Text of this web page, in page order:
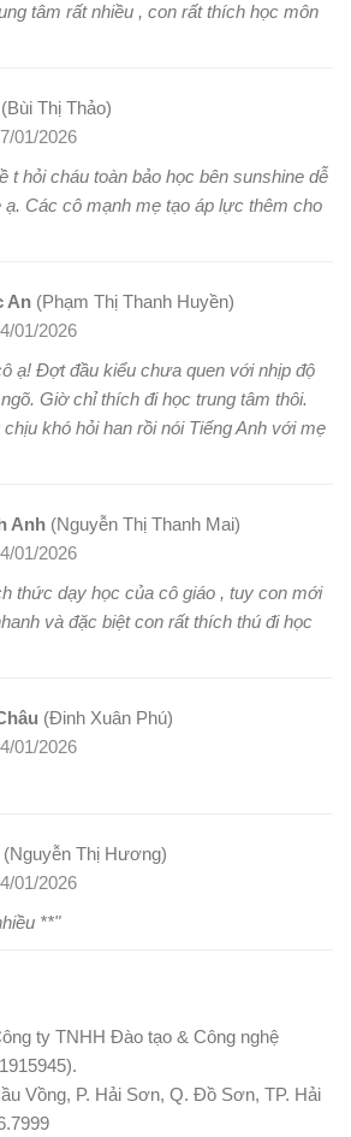
tâm rất nhiều , con rất thích học môn
(Bùi Thị Thảo)
01/2026
t hỏi cháu toàn bảo học bên sunshine dễ
Các cô mạnh mẹ tạo áp lực thêm cho
An (Phạm Thị Thanh Huyền)
01/2026
ạ! Đợt đầu kiểu chưa quen với nhịp độ
Giờ chỉ thích đi học trung tâm thôi.
khó hỏi han rồi nói Tiếng Anh với mẹ
Anh (Nguyễn Thị Thanh Mai)
01/2026
thức dạy học của cô giáo , tuy con mới
và đặc biệt con rất thích thú đi học
(Đinh Xuân Phú)
01/2026
(Nguyễn Thị Hương)
01/2026
**"
ty TNHH Đào tạo & Công nghệ
Vồng, P. Hải Sơn, Q. Đồ Sơn, TP. Hải